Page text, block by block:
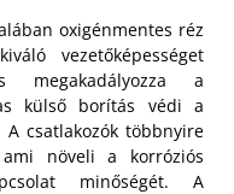
oxigénmentes réz
vezetőképességet
a
külső borítás védi a
csatlakozók többnyire
növeli a korróziós
minőségét. A